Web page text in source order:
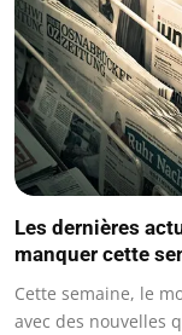
Les dernières
manquer cette
Cette semaine, le
avec des nouvelles